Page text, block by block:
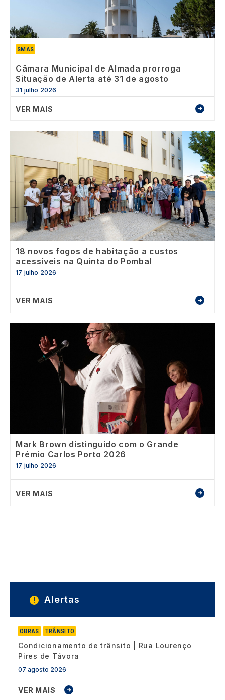
SMAS
Câmara Municipal de Almada prorroga
Situação de Alerta até 31 de agosto
31 julho 2026
VER MAIS
18 novos fogos de habitação a custos
acessíveis na Quinta do Pombal
17 julho 2026
VER MAIS
Mark Brown distinguido com o Grande
Prémio Carlos Porto 2026
17 julho 2026
VER MAIS
Alertas
OBRAS TRÂNSITO
Condicionamento de trânsito | Rua Lourenço
Pires de Távora
07 agosto 2026
VER MAIS